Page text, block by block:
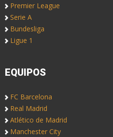
Premier League
Serie A
Bundesliga
Ligue 1
EQUIPOS
FC Barcelona
Real Madrid
Atlético de Madrid
Manchester City